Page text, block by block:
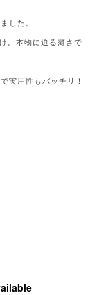
した。
。本物に迫る薄さで
実用性もバッチリ！